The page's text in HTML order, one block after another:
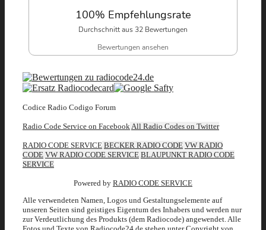
100% Empfehlungsrate
Durchschnitt aus 32 Bewertungen
Bewertungen ansehen
Codice Radio Codigo Forum
Radio Code Service on FacebookAll Radio Codes on Twitter
RADIO CODE SERVICE BECKER RADIO CODE VW RADIO
CODE VW RADIO CODE SERVICE BLAUPUNKT RADIO CODE
SERVICE
Powered by RADIO CODE SERVICE
Alle verwendeten Namen, Logos und Gestaltungselemente auf
unseren Seiten sind geistiges Eigentum des Inhabers und werden nur
zur Verdeutlichung des Produkts (dem Radiocode) angewendet. Alle